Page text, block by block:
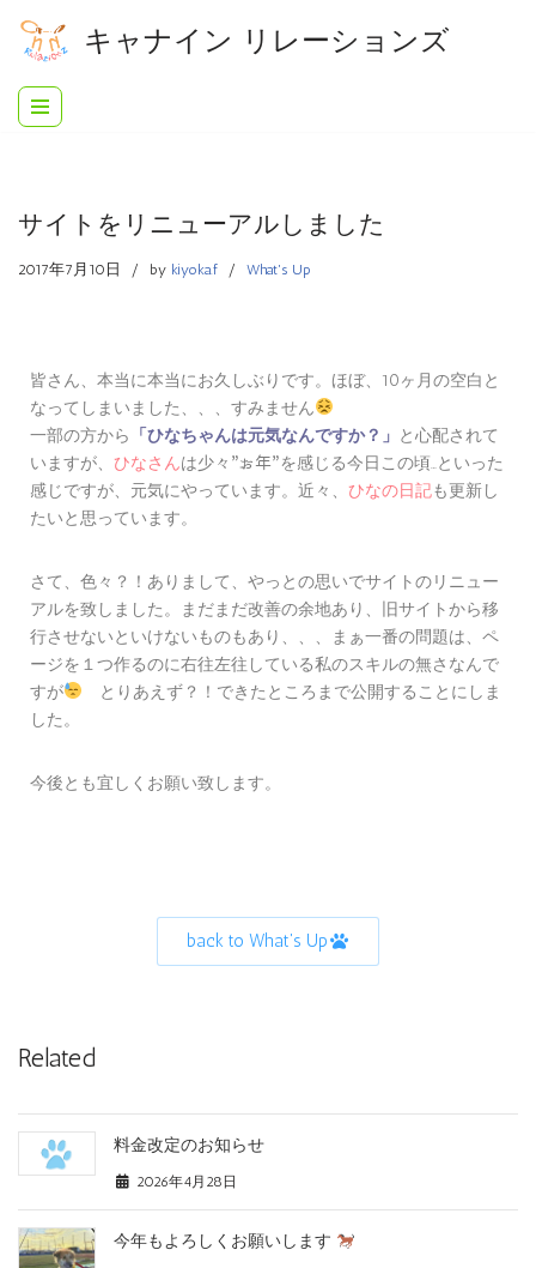
コ
ン
テ
ス
キャナイン リレーションズ
サイトをリニューアルしました
2017年7月10日 by kiyoka.f What's Up
皆さん、本当に本当にお久しぶりです。ほぼ、10ヶ月の空白と
なってしまいました、、、すみません
一部の方から
「ひなちゃんは元気なんですか？」 と心配されて
いますが、 ひなさんは少々 ”お年” を感じる今日この頃…といった
感じですが、元気にやっています。近々、 ひなの日記も更新し
たいと思っています。
さて、色々？！ありまして、やっとの思いでサイトのリニュー
アルを致しました。まだまだ改善の余地あり、旧サイトから移
行させないといけないものもあり、、、まぁ一番の問題は、ペ
ージを１つ作るのに右往左往している私のスキルの無さなんで
すが
とりあえず？！できたところまで公開することにしま
した。
今後とも宜しくお願い致します。
back to What's Up
Related
料金改定のお知らせ
2026年4月28日
今年もよろしくお願いします